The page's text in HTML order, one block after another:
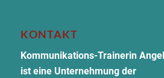
KONTAKT
Kommunikations-Trainerin
ist eine Unternehmung der